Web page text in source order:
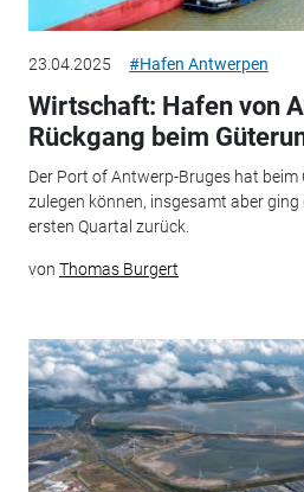
23.04.2025 #Hafen Antwerpen
Wirtschaft: Hafen von
Rückgang beim
Der Port of Antwerp-Bruges hat
zulegen können, insgesamt aber
ersten Quartal zurück.
von Thomas Burgert